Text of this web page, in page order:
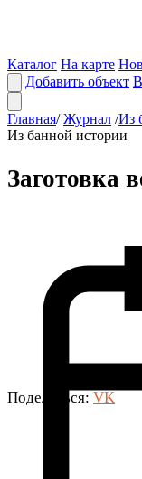
Каталог На карте
Добавить объект
Главная/ Журнал /Из
Из банной истории
Заготовка
Поделиться: VK